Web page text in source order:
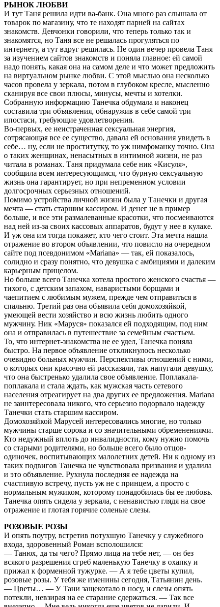
РЫНОК ЛЮБВИ
И тут Таня решила идти ва-банк. Она много раз слышала от
товарок по магазину, что те находят парней на сайтах
знакомств. Девчонки говорили, что теперь только так и
знакомятся, но Таня все не решалась прогуляться по
интернету, а тут вдруг решилась. Не один вечер провела Таня
за изучением сайтов знакомств и поняла главное: ей самой
надо понять, какая она на самом деле и что может предложить
на виртуальном рынке любви. С этой мыслью она несколько
часов провела у зеркала, потом в глубоком кресле, мысленно
сканируя все свои плюсы, минусы, мечты и хотелки.
Собранную информацию Танечка обдумала и наконец
составила три объявления, обнаружив в себе самой три
ипостаси, требующие удовлетворения.
Во-первых, ее неистраченная сексуальная энергия,
сотрясающая все ее существо, давала ей основания увидеть в
себе… ну, если не проститутку, то уж нимфоманку точно. Она
о таких женщинах, ненасытных в интимной жизни, не раз
читала в романах. Таня придумала себе ник «Кисуля»,
сообщила всем интересующимся, что бурную сексуальную
жизнь она гарантирует, но при непременном условии
долгосрочных серьезных отношений.
Помимо устройства личной жизни была у Танечки и другая
мечта — стать старшим кассиром. И денег не в пример
больше, и все эти размалеванные красотки, что посмеиваются
над ней из-за своих кассовых аппаратов, будут у нее в кулаке.
И уж она им тогда покажет, кто чего стоит. Эта мечта нашла
отражение во втором объявлении, что повисло на очередном
сайте под псевдонимом «Mariana» — так, ей показалось,
солидно и сразу понятно, что девушка с амбициями и далеким
карьерным прицелом.
Но больше всего Танечка хотела простого женского счастья —
тихого, с детским запахом, наваристыми борщами и
чаепитием с любимым мужем, прежде чем отправиться в
спальню. Третий раз она объявила себя домохозяйкой,
умеющей вести хозяйство и всю жизнь любить одного
мужчину. Ник «Маруся» показался ей подходящим, под ним
она и отправилась в путешествие за семейным счастьем.
То, что интернет-знакомства не ее удел, Танечка поняла
быстро. На первое объявление откликнулось несколько
очевидно больных мужчин. Перспективы отношений с ними,
о которых они красочно ей рассказали, так напугали девушку,
что она быстренько удалила свое объявление. Поплакала-
поплакала и стала ждать, как мужская часть сетевого
населения отреагирует на два других ее предложения. Mariana
не заинтересовала никого, что серьезно подорвало надежду
Танечки стать старшим кассиром.
Домохозяйкой Марусей интересовались многие, но только
мужчины старше сорока и со значительными обременениями.
Кто недужный вплоть до инвалидности, кому нужно помочь
со старыми родителями, но больше всего было отцов-
одиночек, воспитывающих малолетних детей. Ни к одному из
таких подвигов Танечка не чувствовала призвания и удалила
и это объявление. Рухнула последняя ее надежда на
счастливую встречу, пусть уж не с принцем, а просто с
нормальным мужиком, которому понадобилась бы ее любовь.
Танечка опять сидела у зеркала, с ненавистью глядя на свое
отражение и глотая горячие соленые слезы.
РОЗОВЫЕ РОЗЫ
И опять поутру, встретив потухшую Танечку у служебного
входа, здоровенный Роман всполошился:
— Танюх, да ты чего? Прямо лица на тебе нет, — он без
всякого разрешения сгреб маленькую Танечку в охапку и
прижал к форменной тужурке. — А я тебе цветы купил,
розовые розы. У тебя же именины сегодня, Татьянин день.
— Цветы… — У Тани защекотало в носу, и слезы опять
потекли, невзирая на ее старание сдержаться. — Так все